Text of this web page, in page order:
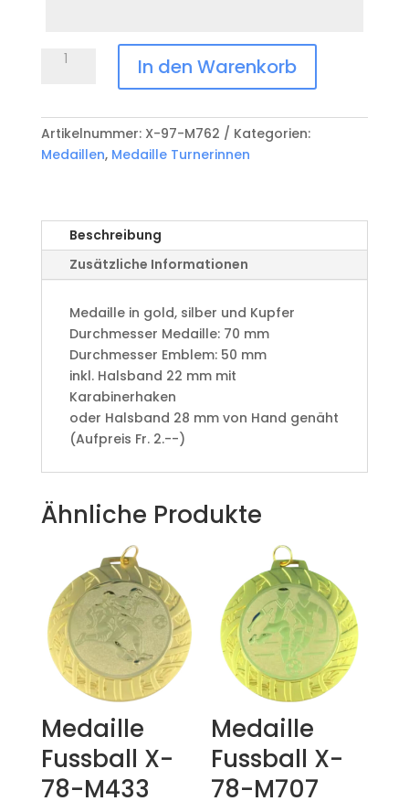
Medaille
97-
M762
Menge
In den Warenkorb
Artikelnummer: X-97-M762
Kategorien:
Medaillen, Medaille Turnerinnen
Beschreibung
Zusätzliche Informationen
Medaille in gold, silber und Kupfer
​Durchmesser Medaille: 70 mm
Durchmesser Emblem: 50 mm
​inkl. Halsband 22 mm mit
Karabinerhaken
oder Halsband 28 mm von Hand genäht
(Aufpreis Fr. 2.--)
Ähnliche Produkte
Medaille
Fussball X-
78-M433
Medaille
Fussball X-
78-M707